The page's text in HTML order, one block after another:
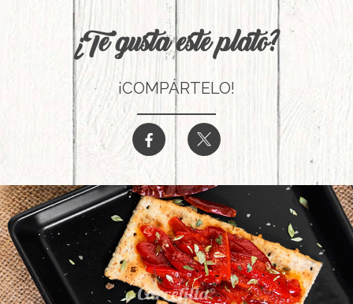
¿Te gusta este plato?
¡COMPÁRTELO!
b a